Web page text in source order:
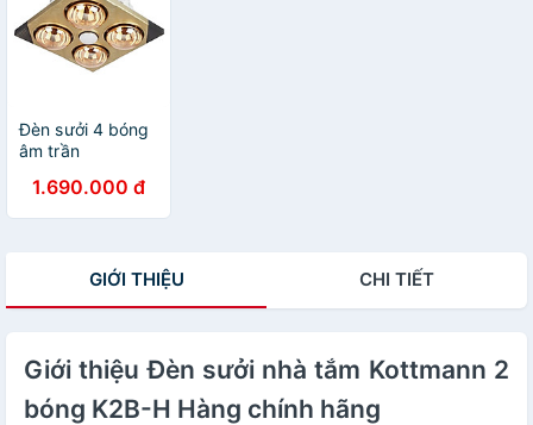
Đèn sưởi 4 bóng
âm trần
Hàng chính hãng
1.690.000 đ
GIỚI THIỆU CHI TIẾT
Giới thiệu Đèn sưởi nhà tắm Kottmann 2
bóng K2B-H Hàng chính hãng